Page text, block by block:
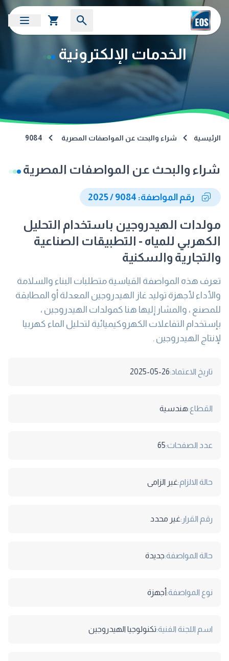
الخدمات الإلكترونية
الرئيسية شراء والبحث عن المواصفات المصرية 9084
شراء والبحث عن المواصفات المصرية
رقم المواصفة: 9084 / 2025
مولدات الهيدروجين باستخدام التحليل
الكهربي للمياه - التطبيقات الصناعية
والتجارية والسكنية
تعرف هذه المواصفة القياسية متطلبات البناء والسلامة
والأداء لأجهزة توليد غاز الهيدروجين المعدلة أو المطابقة
للمصنع ، والمشار إليها هنا كمولدات الهيدروجين ،
بإستخدام التفاعلات الكهروكيميائية لتحليل الماء كهربيا
لإنتاج الهيدروجين .
تاريخ الاعتماد:2025-05-26
القطاع:هندسية
عدد الصفحات:65
حالة الالزام:غير الزامى
رقم القرار:غير محدد
حالة المواصفة:جديدة
نوع المواصفة:أجهزة
اسم اللجنة الفنية:تكنولوجيا الهيدروجين